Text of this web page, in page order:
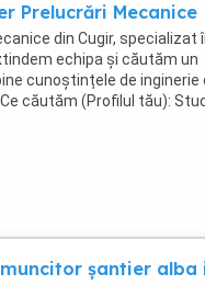
Prelucrări Mecanice
din Cugir, specializat
echipa și căutăm un
cunoștințele de inginerie
căutăm (Profilul tău):
...
șantier alba